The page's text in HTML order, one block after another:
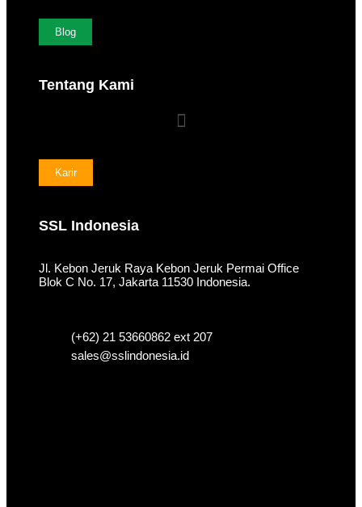
Blog
Tentang Kami
Karir
SSL Indonesia
Jl. Kebon Jeruk Raya Kebon Jeruk Permai Office
Blok C No. 17, Jakarta 11530 Indonesia.
(+62) 21 53660862 ext 207
sales@sslindonesia.id